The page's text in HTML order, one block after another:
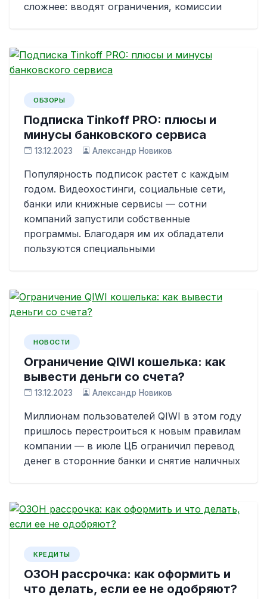
сложнее: вводят ограничения, комиссии
ОБЗОРЫ
Подписка Tinkoff PRO: плюсы и
минусы банковского сервиса
13.12.2023 Александр Новиков
Популярность подписок растет с каждым
годом. Видеохостинги, социальные сети,
банки или книжные сервисы — сотни
компаний запустили собственные
программы. Благодаря им их обладатели
пользуются специальными
НОВОСТИ
Ограничение QIWI кошелька: как
вывести деньги со счета?
13.12.2023 Александр Новиков
Миллионам пользователей QIWI в этом году
пришлось перестроиться к новым правилам
компании — в июле ЦБ ограничил перевод
денег в сторонние банки и снятие наличных
КРЕДИТЫ
ОЗОН рассрочка: как оформить и
что делать, если ее не одобряют?